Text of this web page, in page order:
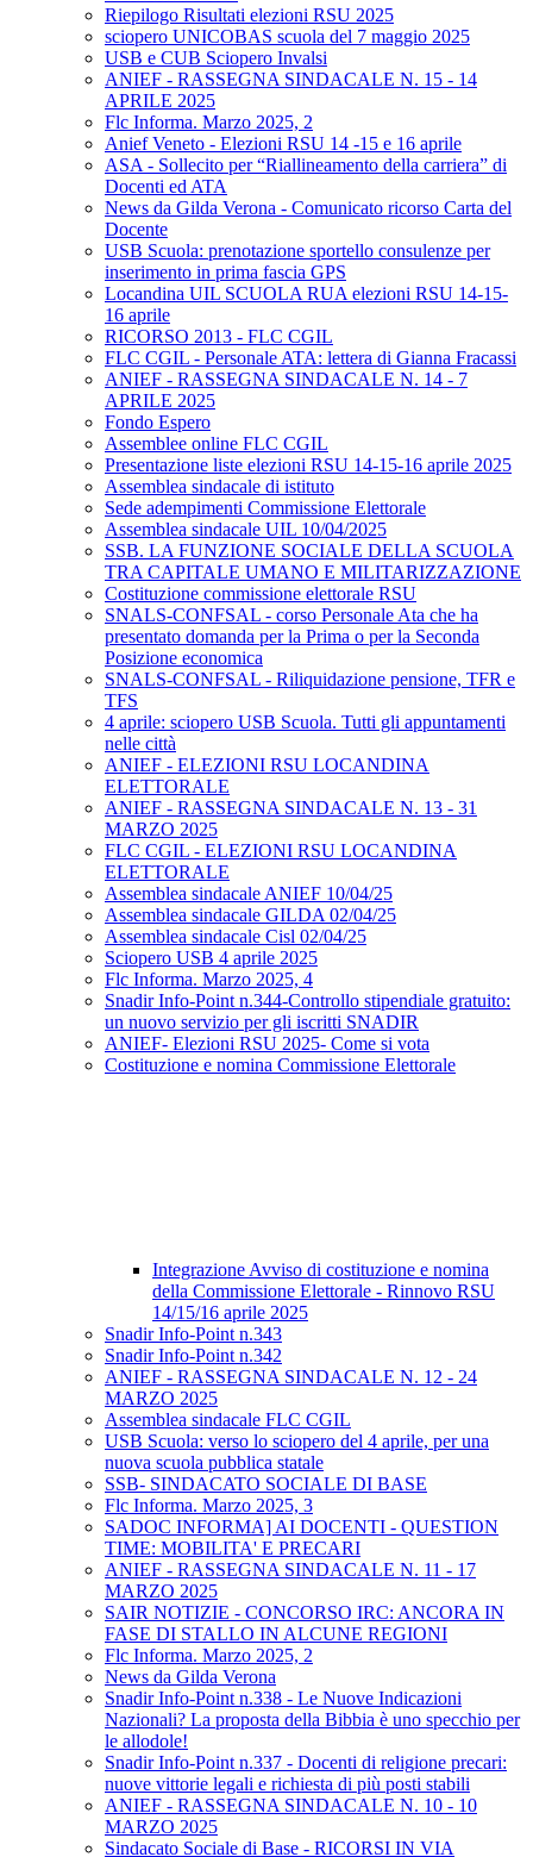
Riepilogo Risultati elezioni RSU 2025
sciopero UNICOBAS scuola del 7 maggio 2025
USB e CUB Sciopero Invalsi
ANIEF - RASSEGNA SINDACALE N. 15 - 14
APRILE 2025
Flc Informa. Marzo 2025, 2
Anief Veneto - Elezioni RSU 14 -15 e 16 aprile
ASA - Sollecito per “Riallineamento della carriera” di
Docenti ed ATA
News da Gilda Verona - Comunicato ricorso Carta del
Docente
USB Scuola: prenotazione sportello consulenze per
inserimento in prima fascia GPS
Locandina UIL SCUOLA RUA elezioni RSU 14-15-
16 aprile
RICORSO 2013 - FLC CGIL
FLC CGIL - Personale ATA: lettera di Gianna Fracassi
ANIEF - RASSEGNA SINDACALE N. 14 - 7
APRILE 2025
Fondo Espero
Assemblee online FLC CGIL
Presentazione liste elezioni RSU 14-15-16 aprile 2025
Assemblea sindacale di istituto
Sede adempimenti Commissione Elettorale
Assemblea sindacale UIL 10/04/2025
SSB. LA FUNZIONE SOCIALE DELLA SCUOLA
TRA CAPITALE UMANO E MILITARIZZAZIONE
Costituzione commissione elettorale RSU
SNALS-CONFSAL - corso Personale Ata che ha
presentato domanda per la Prima o per la Seconda
Posizione economica
SNALS-CONFSAL - Riliquidazione pensione, TFR e
TFS
4 aprile: sciopero USB Scuola. Tutti gli appuntamenti
nelle città
ANIEF - ELEZIONI RSU LOCANDINA
ELETTORALE
ANIEF - RASSEGNA SINDACALE N. 13 - 31
MARZO 2025
FLC CGIL - ELEZIONI RSU LOCANDINA
ELETTORALE
Assemblea sindacale ANIEF 10/04/25
Assemblea sindacale GILDA 02/04/25
Assemblea sindacale Cisl 02/04/25
Sciopero USB 4 aprile 2025
Flc Informa. Marzo 2025, 4
Snadir Info-Point n.344-Controllo stipendiale gratuito:
un nuovo servizio per gli iscritti SNADIR
ANIEF- Elezioni RSU 2025- Come si vota
Costituzione e nomina Commissione Elettorale
Integrazione Avviso di costituzione e nomina
della Commissione Elettorale - Rinnovo RSU
14/15/16 aprile 2025
Snadir Info-Point n.343
Snadir Info-Point n.342
ANIEF - RASSEGNA SINDACALE N. 12 - 24
MARZO 2025
Assemblea sindacale FLC CGIL
USB Scuola: verso lo sciopero del 4 aprile, per una
nuova scuola pubblica statale
SSB- SINDACATO SOCIALE DI BASE
Flc Informa. Marzo 2025, 3
SADOC INFORMA] AI DOCENTI - QUESTION
TIME: MOBILITA' E PRECARI
ANIEF - RASSEGNA SINDACALE N. 11 - 17
MARZO 2025
SAIR NOTIZIE - CONCORSO IRC: ANCORA IN
FASE DI STALLO IN ALCUNE REGIONI
Flc Informa. Marzo 2025, 2
News da Gilda Verona
Snadir Info-Point n.338 - Le Nuove Indicazioni
Nazionali? La proposta della Bibbia è uno specchio per
le allodole!
Snadir Info-Point n.337 - Docenti di religione precari:
nuove vittorie legali e richiesta di più posti stabili
ANIEF - RASSEGNA SINDACALE N. 10 - 10
MARZO 2025
Sindacato Sociale di Base - RICORSI IN VIA